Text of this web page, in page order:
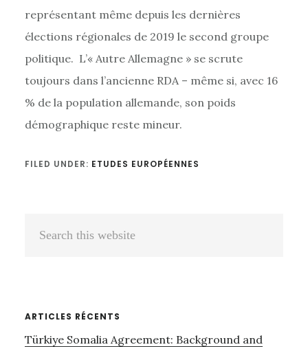
représentant même depuis les dernières
élections régionales de 2019 le second groupe
politique. L’« Autre Allemagne » se scrute
toujours dans l’ancienne RDA – même si, avec 16
% de la population allemande, son poids
démographique reste mineur.
FILED UNDER: ETUDES EUROPÉENNES
Reader
Primary
ARTICLES RÉCENTS
Türkiye Somalia Agreement: Background and